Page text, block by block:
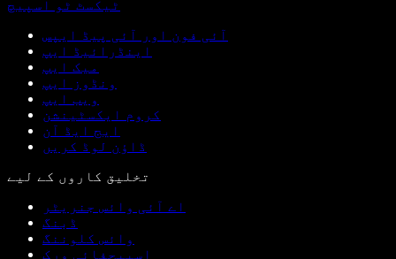
ٹیکسٹ ٹو اسپیچ
آئی فون اور آئی پیڈ ایپس
اینڈرائیڈ ایپ
میک ایپ
ونڈوز ایپ
ویب ایپ
کروم ایکسٹینشن
ایج ایڈ آن
ڈاؤن لوڈ کریں
تخلیق کاروں کے لیے
اے آئی وائس جنریٹر
ڈبنگ
وائس کلوننگ
اسپیچفائی ورک